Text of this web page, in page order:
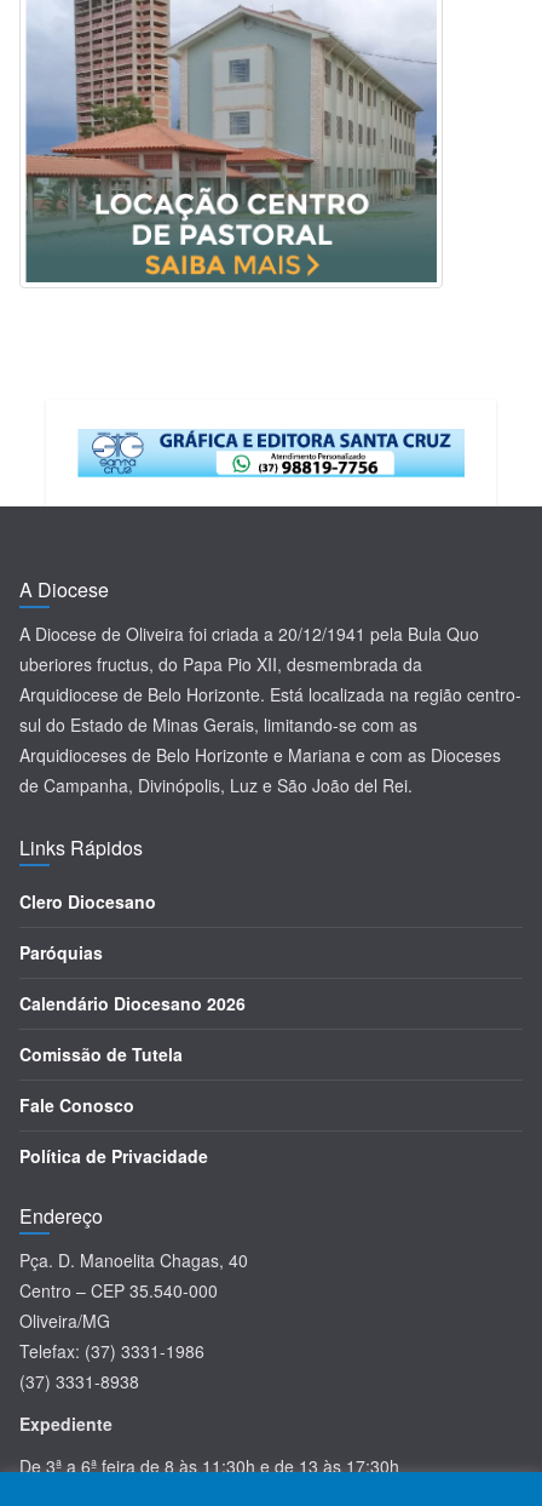
A Diocese
A Diocese de Oliveira foi criada a 20/12/1941 pela Bula Quo
uberiores fructus, do Papa Pio XII, desmembrada da
Arquidiocese de Belo Horizonte. Está localizada na região centro-
sul do Estado de Minas Gerais, limitando-se com as
Arquidioceses de Belo Horizonte e Mariana e com as Dioceses
de Campanha, Divinópolis, Luz e São João del Rei.
Links Rápidos
Clero Diocesano
Paróquias
Calendário Diocesano 2026
Comissão de Tutela
Fale Conosco
Política de Privacidade
Endereço
Pça. D. Manoelita Chagas, 40
Centro – CEP 35.540-000
Oliveira/MG
Telefax: (37) 3331-1986
(37) 3331-8938
Expediente
De 3ª a 6ª feira de 8 às 11:30h e de 13 às 17:30h